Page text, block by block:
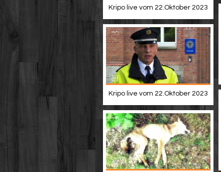
Kripo live vom 22.Oktober 2023
Kripo live vom 22.Oktober 2023